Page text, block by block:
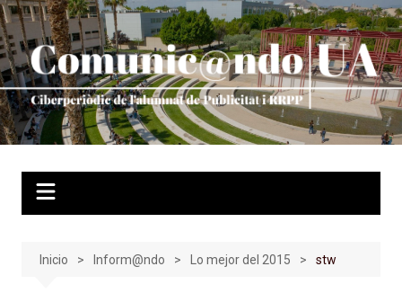
Saltar
al
contenido
Inicio Inform@ndo Lo mejor del 2015 stw